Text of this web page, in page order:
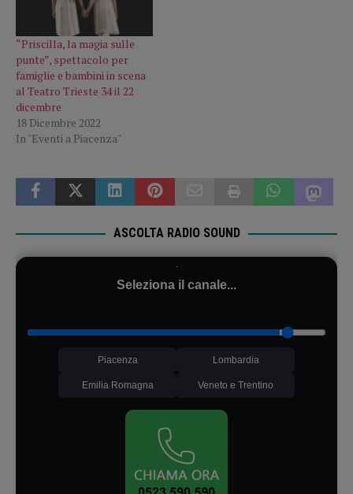
“Priscilla, la magia sulle
punte”, spettacolo per
famiglie e bambini in scena
al Teatro Trieste 34 il 22
dicembre
18 Dicembre 2022
In "Eventi a Piacenza"
ASCOLTA RADIO SOUND
Seleziona il canale...
Piacenza Lombardia
Emilia Romagna Veneto e Trentino